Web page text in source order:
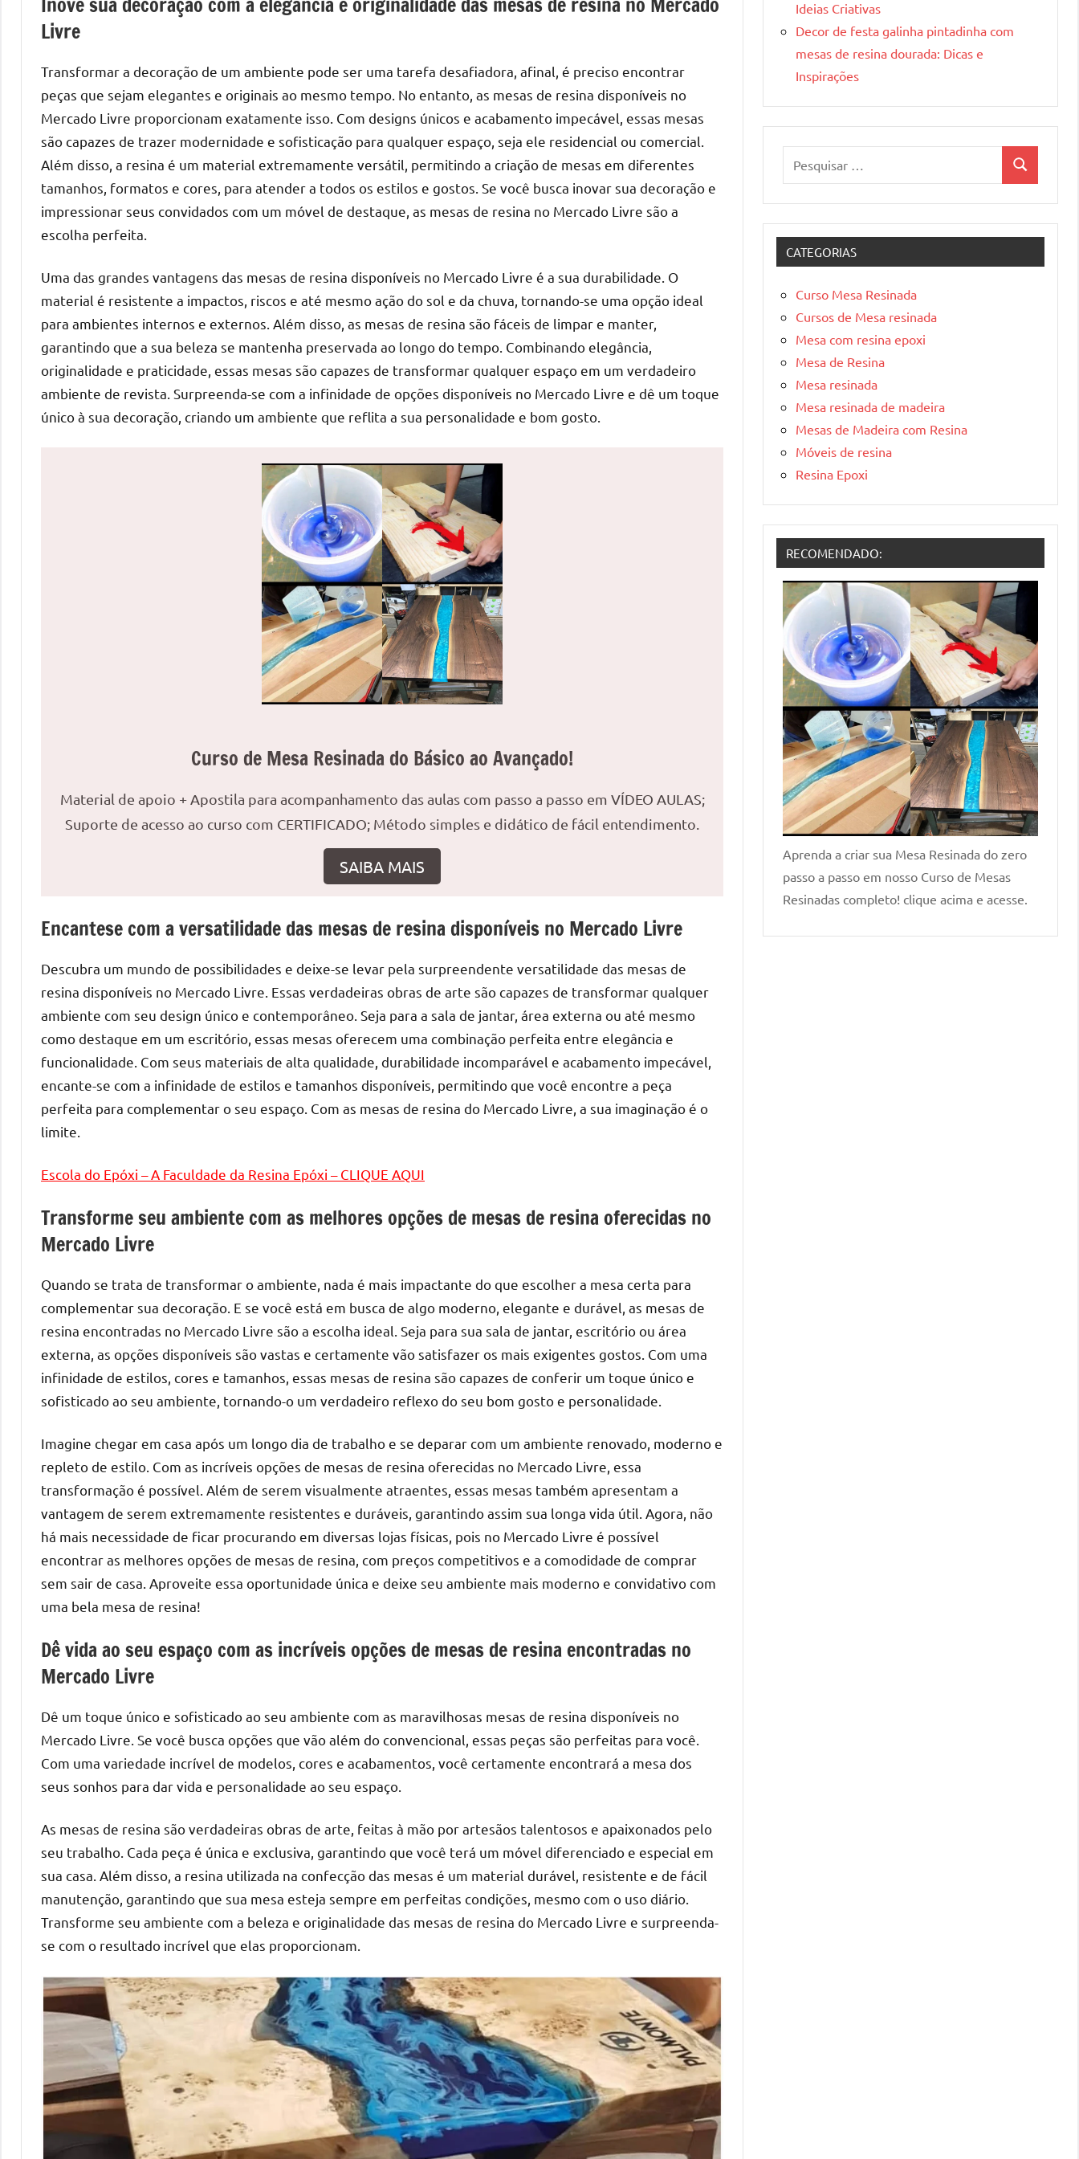
de
jantar
de
resina
e
as
inovadoras
esteja
à
procura
de
uma
mesa
redonda
ou
uma
mesa
de
jantar
para
8
lugares,
aqui
você
encontrará
tudo
precisa
transformar
seu
ambiente
Nosso
é
focado
em
apresentar
as
melhores
criar
de
alta
qualidade,
como
as
de
tampinhas
resinadas.
Livre
Transformar a decoração de um ambiente pode ser uma tarefa desafiadora, afinal, é preciso encontrar
peças que sejam elegantes e originais ao mesmo tempo. No entanto, as mesas de resina disponíveis no
Mercado Livre proporcionam exatamente isso. Com designs únicos e acabamento impecável, essas mesas
são capazes de trazer modernidade e sofisticação para qualquer espaço, seja ele residencial ou comercial.
Além disso, a resina é um material extremamente versátil, permitindo a criação de mesas em diferentes
tamanhos, formatos e cores, para atender a todos os estilos e gostos. Se você busca inovar sua decoração e
impressionar seus convidados com um móvel de destaque, as mesas de resina no Mercado Livre são a
escolha perfeita.
Uma das grandes vantagens das mesas de resina disponíveis no Mercado Livre é a sua durabilidade. O
material é resistente a impactos, riscos e até mesmo ação do sol e da chuva, tornando-se uma opção ideal
para ambientes internos e externos. Além disso, as mesas de resina são fáceis de limpar e manter,
garantindo que a sua beleza se mantenha preservada ao longo do tempo. Combinando elegância,
originalidade e praticidade, essas mesas são capazes de transformar qualquer espaço em um verdadeiro
ambiente de revista. Surpreenda-se com a infinidade de opções disponíveis no Mercado Livre e dê um toque
único à sua decoração, criando um ambiente que reflita a sua personalidade e bom gosto.
Curso de Mesa Resinada do Básico ao Avançado!
Material de apoio + Apostila para acompanhamento das aulas com passo a passo em VÍDEO AULAS;
Suporte de acesso ao curso com CERTIFICADO; Método simples e didático de fácil entendimento.
SAIBA MAIS
Encantese com a versatilidade das mesas de resina disponíveis no Mercado Livre
Descubra um mundo de possibilidades e deixe-se levar pela surpreendente versatilidade das mesas de
resina disponíveis no Mercado Livre. Essas verdadeiras obras de arte são capazes de transformar qualquer
ambiente com seu design único e contemporâneo. Seja para a sala de jantar, área externa ou até mesmo
como destaque em um escritório, essas mesas oferecem uma combinação perfeita entre elegância e
funcionalidade. Com seus materiais de alta qualidade, durabilidade incomparável e acabamento impecável,
encante-se com a infinidade de estilos e tamanhos disponíveis, permitindo que você encontre a peça
perfeita para complementar o seu espaço. Com as mesas de resina do Mercado Livre, a sua imaginação é o
limite.
Escola do Epóxi – A Faculdade da Resina Epóxi – CLIQUE AQUI
Transforme seu ambiente com as melhores opções de mesas de resina oferecidas no
Mercado Livre
Quando se trata de transformar o ambiente, nada é mais impactante do que escolher a mesa certa para
complementar sua decoração. E se você está em busca de algo moderno, elegante e durável, as mesas de
resina encontradas no Mercado Livre são a escolha ideal. Seja para sua sala de jantar, escritório ou área
externa, as opções disponíveis são vastas e certamente vão satisfazer os mais exigentes gostos. Com uma
infinidade de estilos, cores e tamanhos, essas mesas de resina são capazes de conferir um toque único e
sofisticado ao seu ambiente, tornando-o um verdadeiro reflexo do seu bom gosto e personalidade.
Imagine chegar em casa após um longo dia de trabalho e se deparar com um ambiente renovado, moderno e
repleto de estilo. Com as incríveis opções de mesas de resina oferecidas no Mercado Livre, essa
transformação é possível. Além de serem visualmente atraentes, essas mesas também apresentam a
vantagem de serem extremamente resistentes e duráveis, garantindo assim sua longa vida útil. Agora, não
há mais necessidade de ficar procurando em diversas lojas físicas, pois no Mercado Livre é possível
encontrar as melhores opções de mesas de resina, com preços competitivos e a comodidade de comprar
sem sair de casa. Aproveite essa oportunidade única e deixe seu ambiente mais moderno e convidativo com
uma bela mesa de resina!
Dê vida ao seu espaço com as incríveis opções de mesas de resina encontradas no
Mercado Livre
Dê um toque único e sofisticado ao seu ambiente com as maravilhosas mesas de resina disponíveis no
Mercado Livre. Se você busca opções que vão além do convencional, essas peças são perfeitas para você.
Com uma variedade incrível de modelos, cores e acabamentos, você certamente encontrará a mesa dos
seus sonhos para dar vida e personalidade ao seu espaço.
As mesas de resina são verdadeiras obras de arte, feitas à mão por artesãos talentosos e apaixonados pelo
seu trabalho. Cada peça é única e exclusiva, garantindo que você terá um móvel diferenciado e especial em
sua casa. Além disso, a resina utilizada na confecção das mesas é um material durável, resistente e de fácil
manutenção, garantindo que sua mesa esteja sempre em perfeitas condições, mesmo com o uso diário.
Transforme seu ambiente com a beleza e originalidade das mesas de resina do Mercado Livre e surpreenda-
se com o resultado incrível que elas proporcionam.
Ideias Criativas
Decor de festa galinha pintadinha com
mesas de resina dourada: Dicas e
Inspirações
Pesquisa
CATEGORIAS
Curso Mesa Resinada
Cursos de Mesa resinada
Mesa com resina epoxi
Mesa de Resina
Mesa resinada
Mesa resinada de madeira
Mesas de Madeira com Resina
Móveis de resina
Resina Epoxi
RECOMENDADO:
Aprenda a criar sua Mesa Resinada do zero
passo a passo em nosso Curso de Mesas
Resinadas completo! clique acima e acesse.